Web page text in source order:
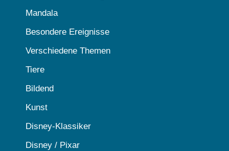
Mandala
Besondere Ereignisse
Verschiedene Themen
Tiere
Bildend
Kunst
Disney-Klassiker
Disney / Pixar